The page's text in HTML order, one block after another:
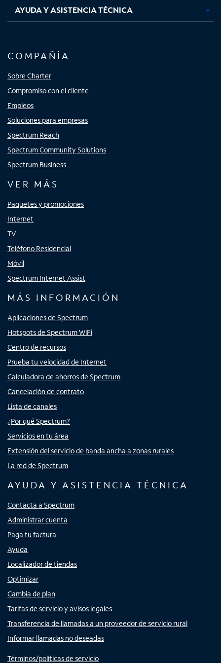
AYUDA Y ASISTENCIA TÉCNICA
COMPAÑÍA
Sobre Charter
Compromiso con el cliente
Empleos
Soluciones para empresas
Spectrum Reach
Spectrum Community Solutions
Spectrum Business
VER MÁS
Paquetes y promociones
Internet
TV
Teléfono Residencial
Móvil
Spectrum Internet Assist
MÁS INFORMACIÓN
Aplicaciones de Spectrum
Hotspots de Spectrum WiFi
Centro de recursos
Prueba tu velocidad de Internet
Calculadora de ahorros de Spectrum
Cancelación de contrato
Lista de canales
¿Por qué Spectrum?
Servicios en tu área
Extensión del servicio de banda ancha a zonas rurales
La red de Spectrum
AYUDA Y ASISTENCIA TÉCNICA
Contacta a Spectrum
Administrar cuenta
Paga tu factura
Ayuda
Localizador de tiendas
Optimizar
Cambia de plan
Tarifas de servicio y avisos legales
Transferencia de llamadas a un proveedor de servicio rural
Informar llamadas no deseadas
Términos/políticas de servicio